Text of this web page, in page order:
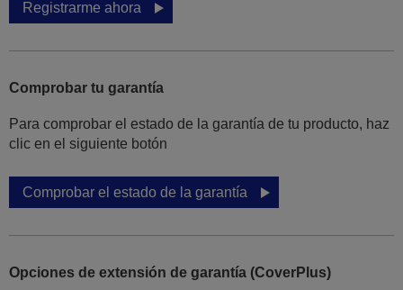
Registrarme ahora
Comprobar tu garantía
Para comprobar el estado de la garantía de tu producto, haz
clic en el siguiente botón
Comprobar el estado de la garantía
Opciones de extensión de garantía (CoverPlus)